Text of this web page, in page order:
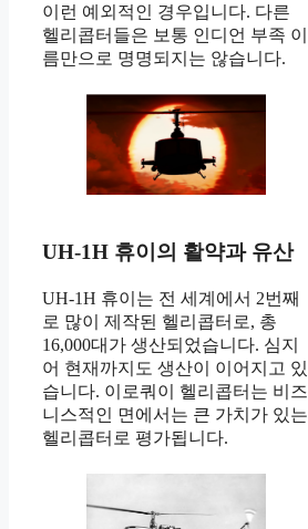
이런 예외적인 경우입니다. 다른
헬리콥터들은 보통 인디언 부족 이
름만으로 명명되지는 않습니다.
UH-1H 휴이의 활약과 유산
UH-1H 휴이는 전 세계에서 2번째
로 많이 제작된 헬리콥터로, 총
16,000대가 생산되었습니다. 심지
어 현재까지도 생산이 이어지고 있
습니다. 이로쿼이 헬리콥터는 비즈
니스적인 면에서는 큰 가치가 있는
헬리콥터로 평가됩니다.